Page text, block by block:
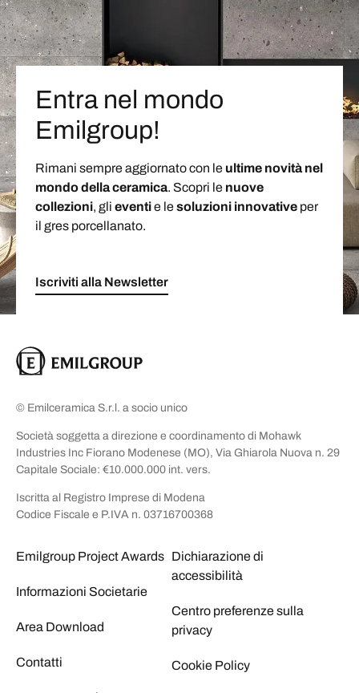
Entra nel mondo
Emilgroup!
Rimani sempre aggiornato con le ultime novità nel
mondo della ceramica. Scopri le nuove
collezioni, gli eventie lesoluzioni innovative per
il gres porcellanato.
Iscriviti alla Newsletter
© Emilceramica S.r.l. a socio unico
Società soggetta a direzione e coordinamento di Mohawk
Industries Inc Fiorano Modenese (MO), Via Ghiarola Nuova n. 29
Capitale Sociale: €10.000.000 int. vers.
Iscritta al Registro Imprese di Modena
Codice Fiscale e P.IVA n. 03716700368
Emilgroup Project Awards
Informazioni Societarie
Area Download
Contatti
Dichiarazione di
accessibilità
Centro preferenze sulla
privacy
Cookie Policy